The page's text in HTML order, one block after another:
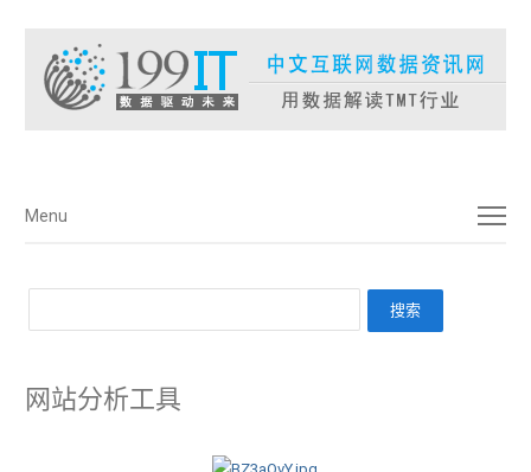
菜单
Menu
网站分析工具